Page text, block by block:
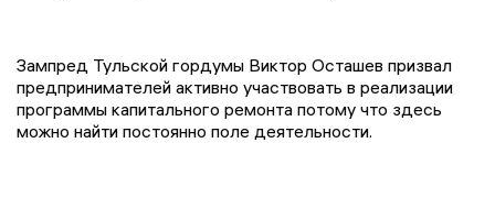
Зампред Тульской гордумы Виктор Осташев призвал
предпринимателей активно участвовать в реализации
программы капитального ремонта потому что здесь
можно найти постоянно поле деятельности.